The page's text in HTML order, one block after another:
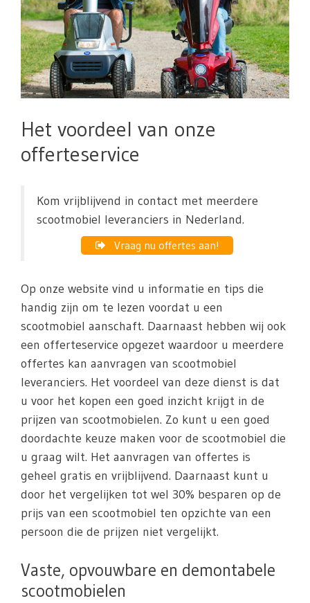
Het voordeel van onze
offerteservice
Kom vrijblijvend in contact met meerdere
scootmobiel leveranciers in Nederland.
Vraag nu offertes aan!
Op onze website vind u informatie en tips die
handig zijn om te lezen voordat u een
scootmobiel aanschaft. Daarnaast hebben wij ook
een offerteservice opgezet waardoor u meerdere
offertes kan aanvragen van scootmobiel
leveranciers. Het voordeel van deze dienst is dat
u voor het kopen een goed inzicht krijgt in de
prijzen van scootmobielen. Zo kunt u een goed
doordachte keuze maken voor de scootmobiel die
u graag wilt. Het aanvragen van offertes is
geheel gratis en vrijblijvend. Daarnaast kunt u
door het vergelijken tot wel 30% besparen op de
prijs van een scootmobiel ten opzichte van een
persoon die de prijzen niet vergelijkt.
Vaste, opvouwbare en demontabele
scootmobielen